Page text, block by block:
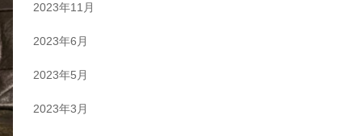
2023年11月
2023年6月
2023年5月
2023年3月